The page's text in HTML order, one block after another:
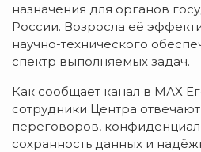
назначения для органов
России. Возросла её
научно-технического
спектр выполняемых задач.
Как сообщает канал в МАХ
сотрудники Центра
переговоров,
сохранность данных и